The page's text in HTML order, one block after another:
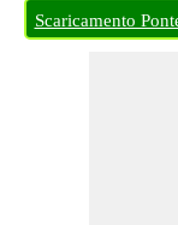
Sollecitazione
Scaricamento